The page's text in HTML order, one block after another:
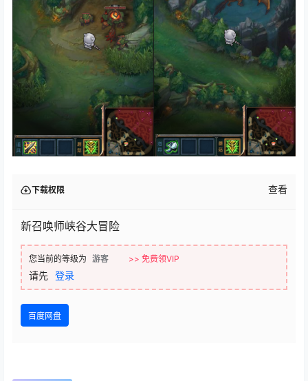
下载权限 查看
新召唤师峡谷大冒险
您当前的等级为 游客 >> 免费领VIP
请先 登录
百度网盘